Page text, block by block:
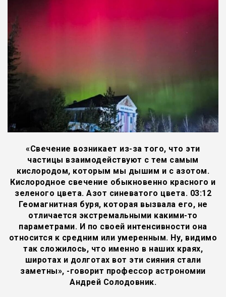
«Свечение возникает из-за того, что эти
частицы взаимодействуют с тем самым
кислородом, которым мы дышим и с азотом.
Кислородное свечение обыкновенно красного и
зеленого цвета. Азот синеватого цвета. 03:12
Геомагнитная буря, которая вызвала его, не
отличается экстремальными какими-то
параметрами. И по своей интенсивности она
относится к средним или умеренным. Ну, видимо
так сложилось, что именно в наших краях,
широтах и долготах вот эти сияния стали
заметны», -говорит профессор астрономии
Андрей Солодовник.